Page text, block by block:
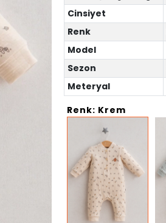
Cinsiyet
Renk
Model
Sezon
Meteryal
Renk: Krem